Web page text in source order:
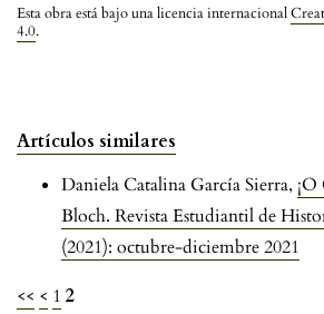
Esta obra está bajo una licencia internacional
4.0.
Artículos similares
Daniela Catalina García Sierra, ¡O
Bloch. Revista Estudiantil de
(2021): octubre-diciembre 2021
<< < 1 2